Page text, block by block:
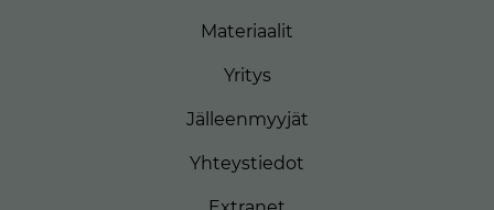
Materiaalit
Yritys
Jälleenmyyjät
Yhteystiedot